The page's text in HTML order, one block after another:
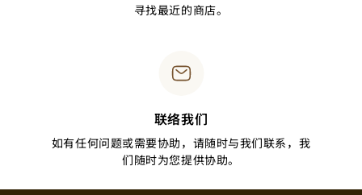
寻找最近的商店。
联络我们
如有任何问题或需要协助，请随时与我们联系，我
们随时为您提供协助。